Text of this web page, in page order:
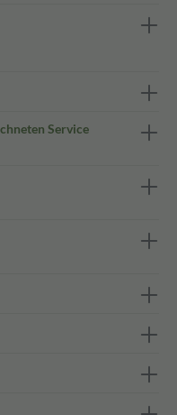
Service